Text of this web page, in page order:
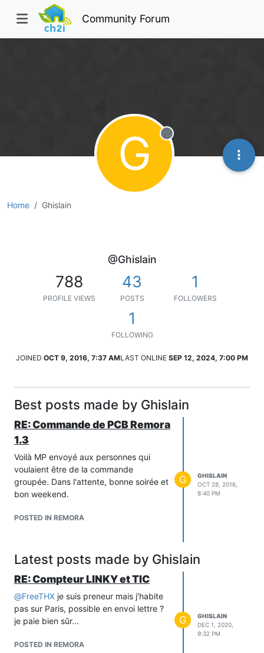
Community Forum
Home Ghislain
G Offline
@Ghislain
788
PROFILE VIEWS
43
POSTS
1
FOLLOWERS
1
FOLLOWING
JOINED OCT 9, 2016, 7:37 AMLAST ONLINE SEP 12, 2024, 7:00 PM
Best posts made by Ghislain
RE: Commande de PCB Remora
1.3
Voilà MP envoyé aux personnes qui
voulaient être de la commande
groupée. Dans l'attente, bonne soirée et
bon weekend.
POSTED IN REMORA
G
GHISLAIN
OCT 28, 2016,
8:40 PM
Latest posts made by Ghislain
RE: Compteur LINKY et TIC
@FreeTHX je suis preneur mais j'habite
pas sur Paris, possible en envoi lettre ?
je paie bien sûr...
POSTED IN REMORA
G
GHISLAIN
DEC 1, 2020,
9:32 PM